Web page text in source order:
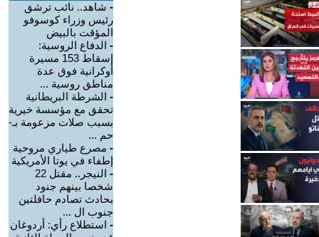
- شاهد.. نائب ترشق
رئيس وزراء كوسوفو
المؤقت بالبيض
- الدفاع الروسية:
إسقاط 153 مسيرة
أوكرانية فوق عدة
مناطق روسية ...
- الشرطة البريطانية
تحقق مع مؤسسة خيرية
بسبب صلات مزعومة بـ-
حم ...
- مصرع طياري مروحية
إطفاء في يوتا الأمريكية
-
النيجر.. مقتل 22
شخصا بينهم جنود
بحادث تصادم حافلتين
جنوب ال ...
- استطلاع رأي: أردوغان